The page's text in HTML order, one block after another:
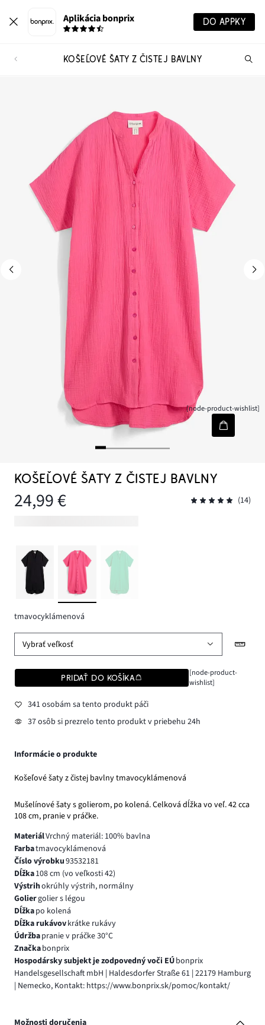
Aplikácia bonprix DO APPKY
KOŠEĽOVÉ ŠATY Z ČISTEJ BAVLNY
[node-product-wishlist]
KOŠEĽOVÉ ŠATY Z ČISTEJ BAVLNY
24,99 € (14)
tmavocyklámenová
Vybrať veľkosť
PRIDAŤ DO KOŠÍKA
[node-product-
wishlist]
341 osobám sa tento produkt páči
37 osôb si prezrelo tento produkt v priebehu 24h
Informácie o produkte
Košeľové šaty z čistej bavlny tmavocyklámenová
Mušelínové šaty s golierom, po kolená. Celková dĺžka vo veľ. 42 cca
108 cm, pranie v práčke.
MateriálVrchný materiál: 100% bavlna
Farbatmavocyklámenová
Číslo výrobku93532181
Dĺžka108 cm (vo veľkosti 42)
Výstrihokrúhly výstrih, normálny
Goliergolier s légou
Dĺžkapo kolená
Dĺžka rukávovkrátke rukávy
Údržbapranie v práčke 30°C
Značkabonprix
Hospodársky subjekt je zodpovedný voči EÚbonprix
Handelsgesellschaft mbH | Haldesdorfer Straße 61 | 22179 Hamburg
| Nemecko, Kontakt: https://www.bonprix.sk/pomoc/kontakt/